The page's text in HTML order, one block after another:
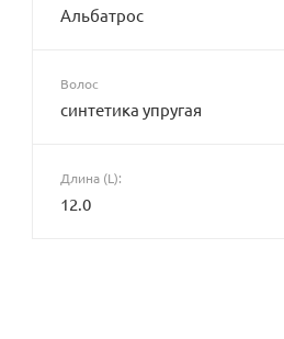
Альбатрос
Волос
синтетика упругая
Длина (L):
12.0